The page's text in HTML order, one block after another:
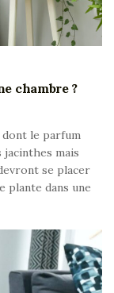
chambre ?
le parfum
mais
se placer
plante dans une